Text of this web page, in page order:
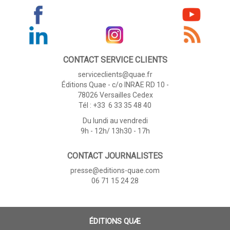
CONTACT SERVICE CLIENTS
serviceclients@quae.fr
Éditions Quae - c/o INRAE RD 10 -
78026 Versailles Cedex
Tél : +33 6 33 35 48 40
Du lundi au vendredi
9h - 12h/ 13h30 - 17h
CONTACT JOURNALISTES
presse@editions-quae.com
06 71 15 24 28
ÉDITIONS QUÆ